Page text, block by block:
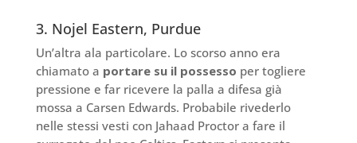
3. Nojel Eastern, Purdue
Un’altra ala particolare. Lo scorso anno era
chiamato a portare su il possesso per togliere
pressione e far ricevere la palla a difesa già
mossa a Carsen Edwards. Probabile rivederlo
nelle stessi vesti con Jahaad Proctor a fare il